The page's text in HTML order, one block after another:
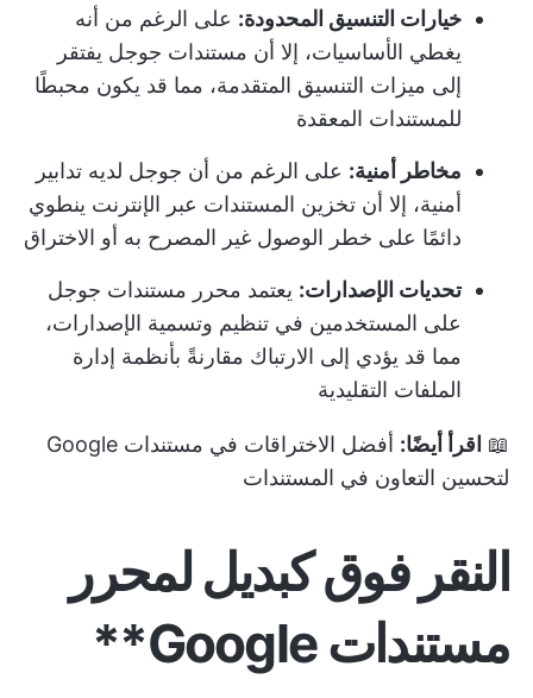
خيارات التنسيق المحدودة: على الرغم من أنه
يغطي الأساسيات، إلا أن مستندات جوجل يفتقر
إلى ميزات التنسيق المتقدمة، مما قد يكون محبطًا
للمستندات المعقدة
مخاطر أمنية: على الرغم من أن جوجل لديه تدابير
أمنية، إلا أن تخزين المستندات عبر الإنترنت ينطوي
دائمًا على خطر الوصول غير المصرح به أو الاختراق
تحديات الإصدارات: يعتمد محرر مستندات جوجل
على المستخدمين في تنظيم وتسمية الإصدارات،
مما قد يؤدي إلى الارتباك مقارنةً بأنظمة إدارة
الملفات التقليدية
📖 اقرأ أيضًا:
أفضل الاختراقات في مستندات Google
لتحسين التعاون في المستندات
النقر فوق كبديل لمحرر
مستندات Google**